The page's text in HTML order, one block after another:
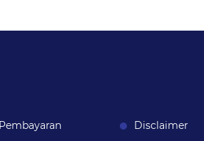
Pembayaran Disclaimer